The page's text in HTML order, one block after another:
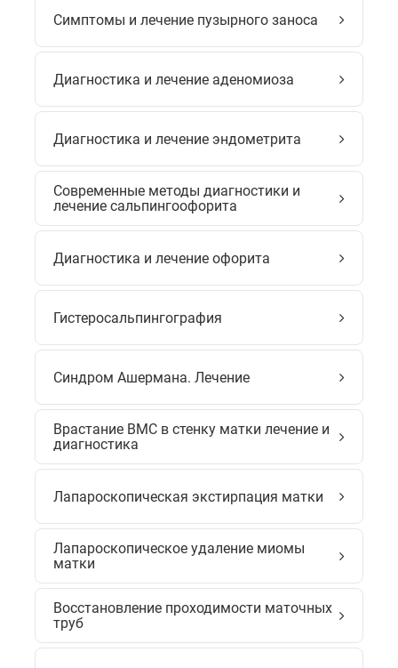
Симптомы и лечение пузырного заноса
Диагностика и лечение аденомиоза
Диагностика и лечение эндометрита
Современные методы диагностики и
лечение сальпингоофорита
Диагностика и лечение офорита
Гистеросальпингография
Синдром Ашермана. Лечение
Врастание ВМС в стенку матки лечение и
диагностика
Лапароскопическая экстирпация матки
Лапароскопическое удаление миомы
матки
Восстановление проходимости маточных
труб